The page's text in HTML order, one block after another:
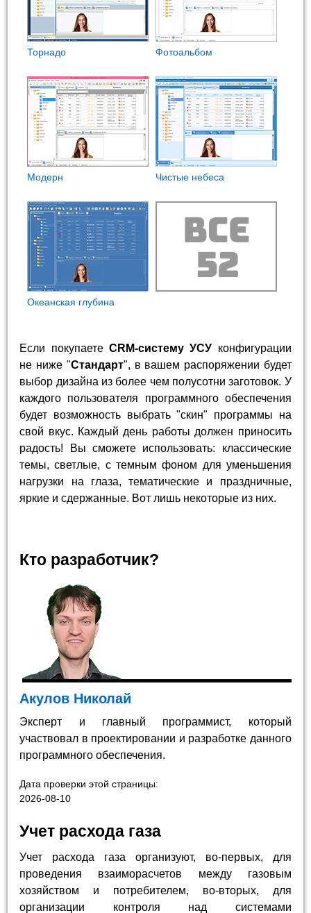
Торнадо Фотоальбом
Модерн Чистые небеса
Океанская глубина
Если покупаете CRM-систему УСУ конфигурации
не ниже "Стандарт", в вашем распоряжении будет
выбор дизайна из более чем полусотни заготовок. У
каждого пользователя программного обеспечения
будет возможность выбрать "скин" программы на
свой вкус. Каждый день работы должен приносить
радость! Вы сможете использовать: классические
темы, светлые, с темным фоном для уменьшения
нагрузки на глаза, тематические и праздничные,
яркие и сдержанные. Вот лишь некоторые из них.
Кто разработчик?
Акулов Николай
Эксперт и главный программист, который
участвовал в проектировании и разработке данного
программного обеспечения.
Дата проверки этой страницы:
2026-08-10
Учет расхода газа
Учет расхода газа организуют, во-первых, для
проведения взаиморасчетов между газовым
хозяйством и потребителем, во-вторых, для
организации контроля над системами